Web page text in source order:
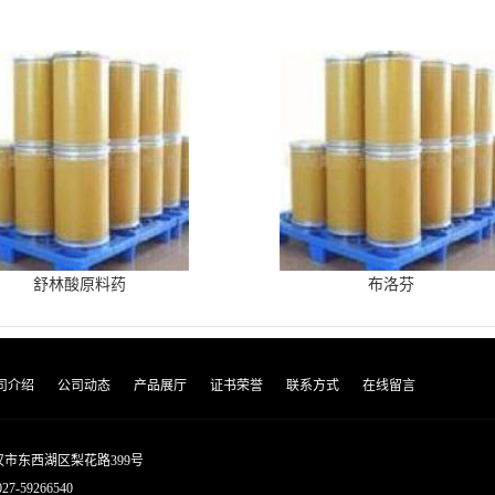
舒林酸原料药 布洛芬
介绍 公司动态 产品展厅 证书荣誉 联系方式 在线留言
市东西湖区梨花路399号
59266540